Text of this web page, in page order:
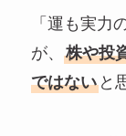
「運も実力
が、 株や投
ではないと